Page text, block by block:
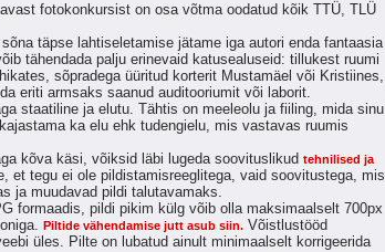
fotokonkursist on osa võtma oodatud kõik TTÜ, TLÜ
täpse lahtiseletamise jätame iga autori enda fantaasia
tähendada palju erinevaid katusealuseid: tillukest ruumi
sõpradega üüritud korterit Mustamäel või Kristiines,
eriti armsaks saanud auditooriumit või laborit.
staatiline ja elutu. Tähtis on meeleolu ja fiiling, mida sinu
ka elu ehk tudengielu, mis vastavas ruumis
kõva käsi, võiksid läbi lugeda soovituslikudtehnilised ja
et tegu ei ole pildistamisreeglitega, vaid soovitustega, mis
ja muudavad pildi talutavamaks.
formaadis, pildi pikim külg võib olla maksimaalselt 700px
Piltide vähendamise jutt asub siin. Võistlustööd
üles. Pilte on lubatud ainult minimaalselt korrigeerida